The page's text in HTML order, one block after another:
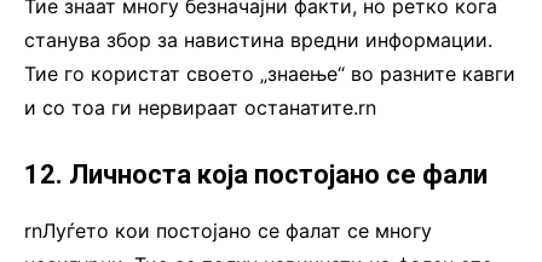
Тие знаат многу безначајни факти, но ретко кога
станува збор за навистина вредни информации.
Тие го користат своето „знаење“ во разните кавги
и со тоа ги нервираат останатите.rn
12. Личноста која постојано се фали
rnЛуѓето кои постојано се фалат се многу